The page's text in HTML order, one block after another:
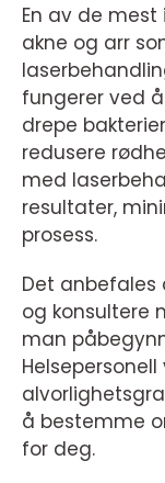
En av de
akne og arr
fungerer ved
drepe
redusere
med
resultater,
prosess.
Det anbefales
og konsultere
man
å bestemme
for deg.